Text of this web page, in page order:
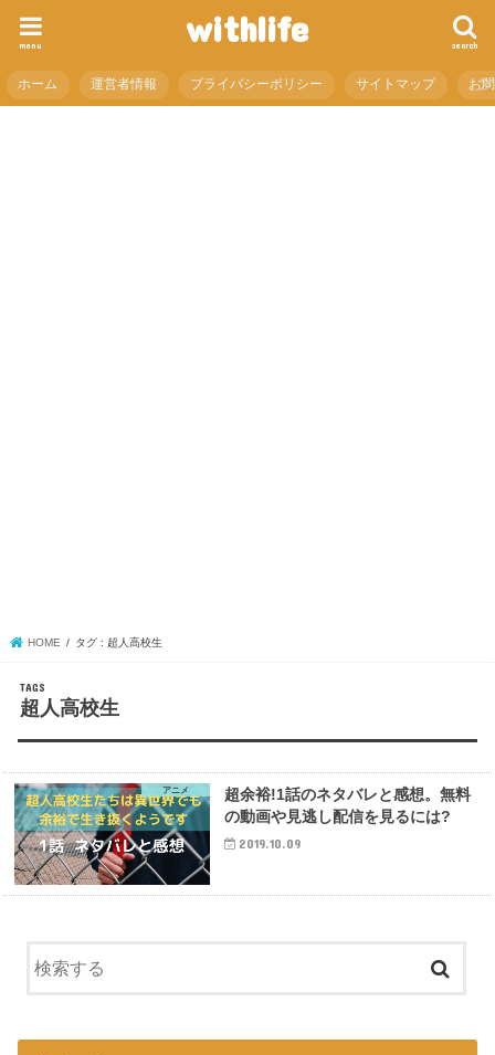
withlife search
menu
ホーム 運営者情報 プライバシーポリシー サイトマップ お
HOME タグ : 超人高校生
超人高校生
アニメ
超余裕!1話のネタバレと感想。無料
の動画や見逃し配信を見るには?
2019.10.09